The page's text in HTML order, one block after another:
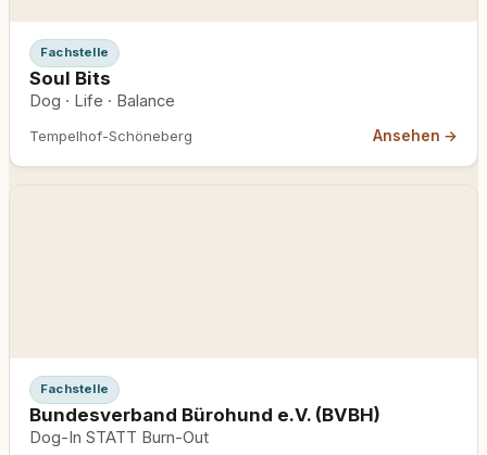
Fachstelle
Soul Bits
Dog · Life · Balance
Tempelhof-Schöneberg Ansehen →
Fachstelle
Bundesverband Bürohund e.V. (BVBH)
Dog-In STATT Burn-Out